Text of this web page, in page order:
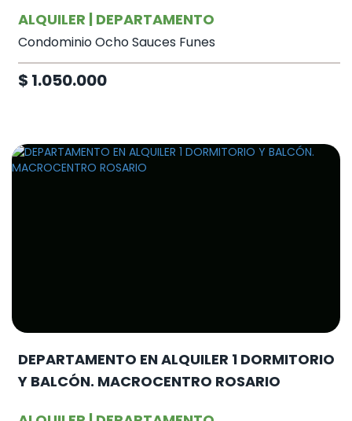
ALQUILER | DEPARTAMENTO
Condominio Ocho Sauces Funes
$ 1.050.000
DEPARTAMENTO EN ALQUILER 1 DORMITORIO
Y BALCÓN. MACROCENTRO ROSARIO